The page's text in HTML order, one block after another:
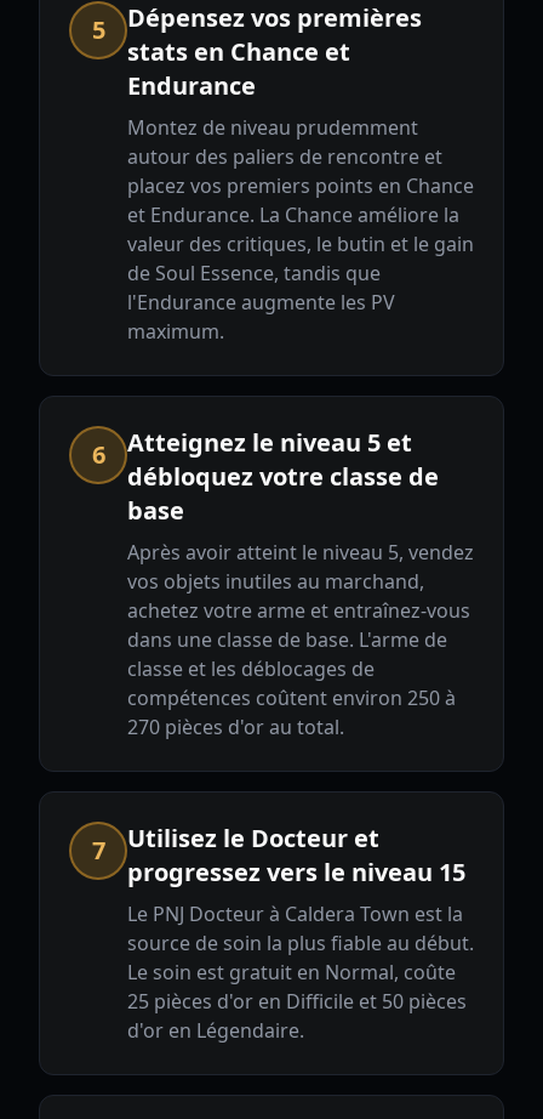
5
Dépensez vos premières
stats en Chance et
Endurance
Montez de niveau prudemment
autour des paliers de rencontre et
placez vos premiers points en Chance
et Endurance. La Chance améliore la
valeur des critiques, le butin et le gain
de Soul Essence, tandis que
l'Endurance augmente les PV
maximum.
6
Atteignez le niveau 5 et
débloquez votre classe de
base
Après avoir atteint le niveau 5, vendez
vos objets inutiles au marchand,
achetez votre arme et entraînez-vous
dans une classe de base. L'arme de
classe et les déblocages de
compétences coûtent environ 250 à
270 pièces d'or au total.
7
Utilisez le Docteur et
progressez vers le niveau 15
Le PNJ Docteur à Caldera Town est la
source de soin la plus fiable au début.
Le soin est gratuit en Normal, coûte
25 pièces d'or en Difficile et 50 pièces
d'or en Légendaire.